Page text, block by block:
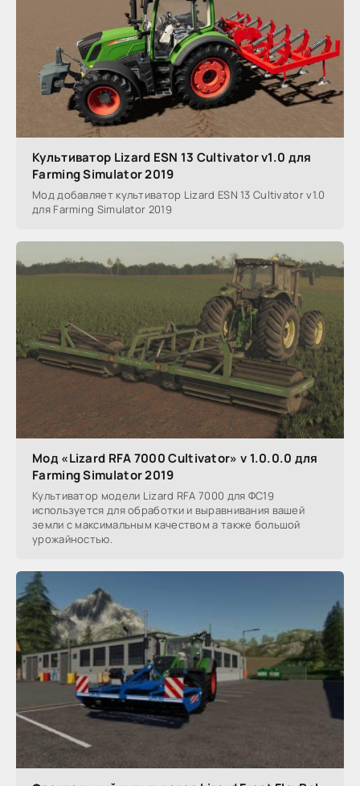
Культиватор Lizard ESN 13 Cultivator v1.0 для
Farming Simulator 2019
Мод добавляет культиватор Lizard ESN 13 Cultivator v1.0
для Farming Simulator 2019
Мод «Lizard RFA 7000 Cultivator» v 1.0.0.0 для
Farming Simulator 2019
Культиватор модели Lizard RFA 7000 для ФС19
используется для обработки и выравнивания вашей
земли с максимальным качеством а также большой
урожайностью.